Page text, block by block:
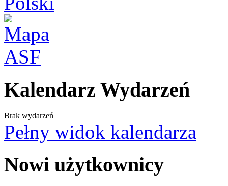
Kalendarz Wydarzeń
Brak wydarzeń
Pełny widok kalendarza
Nowi użytkownicy